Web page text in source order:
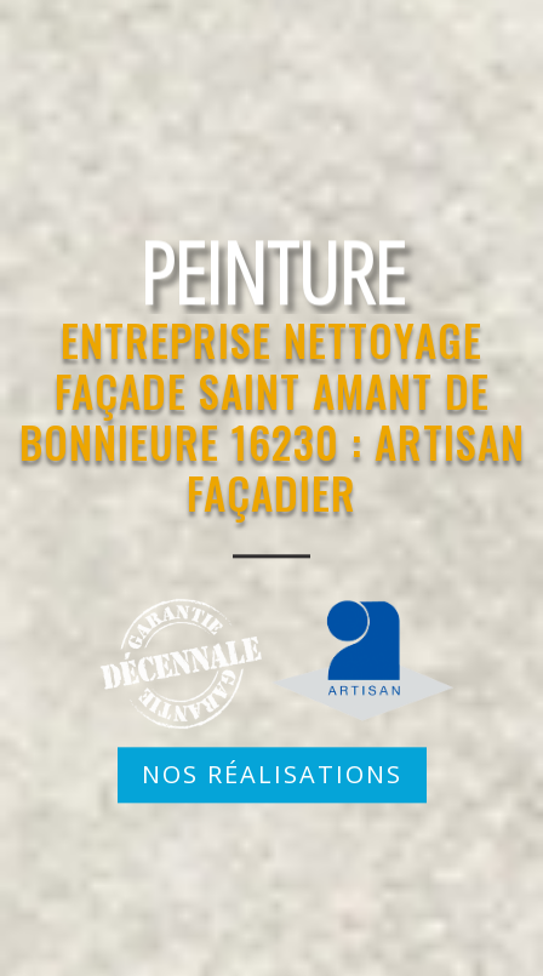
RAVALEMENT
ENTREPRISE NETTOYAGE
FAÇADE SAINT AMANT DE
BONNIEURE 16230 : ARTISAN
FAÇADIER
NOS RÉALISATIONS